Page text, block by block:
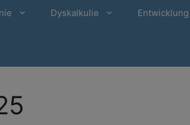
Dyskalkulie